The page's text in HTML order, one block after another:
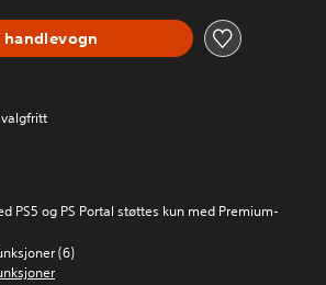
handlevogn
PS5 og PS Portal støttes kun med Premium-
(6)